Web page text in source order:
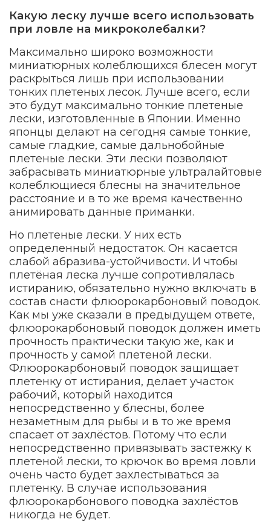
Какую леску лучше всего использовать
при ловле на микроколебалки?
Максимально широко возможности
миниатюрных колеблющихся блесен могут
раскрыться лишь при использовании
тонких плетеных лесок. Лучше всего, если
это будут максимально тонкие плетеные
лески, изготовленные в Японии. Именно
японцы делают на сегодня самые тонкие,
самые гладкие, самые дальнобойные
плетеные лески. Эти лески позволяют
забрасывать миниатюрные ультралайтовые
колеблющиеся блесны на значительное
расстояние и в то же время качественно
анимировать данные приманки.
Но плетеные лески. У них есть
определенный недостаток. Он касается
слабой абразива-устойчивости. И чтобы
плетёная леска лучше сопротивлялась
истиранию, обязательно нужно включать в
состав снасти флюорокарбоновый поводок.
Как мы уже сказали в предыдущем ответе,
флюорокарбоновый поводок должен иметь
прочность практически такую же, как и
прочность у самой плетеной лески.
Флюорокарбоновый поводок защищает
плетенку от истирания, делает участок
рабочий, который находится
непосредственно у блесны, более
незаметным для рыбы и в то же время
спасает от захлёстов. Потому что если
непосредственно привязывать застежку к
плетеной лески, то крючок во время ловли
очень часто будет захлестываться за
плетенку. В случае использования
флюорокарбонового поводка захлёстов
никогда не будет.